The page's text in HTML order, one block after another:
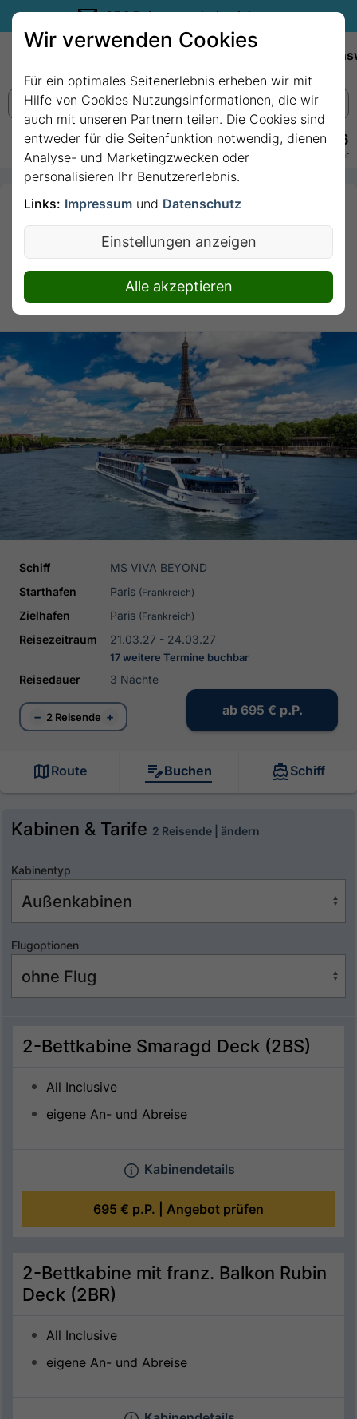
35€ Reisegutschein sichern.
+49 228 3875 7256
Persönlich · Kostenlos · Täglich 08–22 Uhr
3 Nächte - Pariser Flair
mit MS VIVA BEYOND
3 Nächte von/bis Paris
Seine
Schiff
MS VIVA BEYOND
Starthafen
Paris (Frankreich)
Zielhafen Paris (Frankreich)
Reisezeitraum 21.03.27 - 24.03.27
17 weitere Termine buchbar
Reisedauer 3 Nächte
− 2 Reisende + ab 695 € p.P.
Route Buchen Schiff
Kabinen & Tarife 2 Reisende | ändern
Kabinentyp
Flugoptionen
2-Bettkabine Smaragd Deck (2BS)
All Inclusive
eigene An- und Abreise
Kabinendetails
695 € p.P. | Angebot prüfen
2-Bettkabine mit franz. Balkon Rubin
Deck (2BR)
All Inclusive
eigene An- und Abreise
Wir verwenden Cookies
Für ein optimales Seitenerlebnis erheben wir mit
Hilfe von Cookies Nutzungsinformationen, die wir
auch mit unseren Partnern teilen. Die Cookies sind
entweder für die Seitenfunktion notwendig, dienen
Analyse- und Marketingzwecken oder
personalisieren Ihr Benutzererlebnis.
Links: Impressum und Datenschutz
Einstellungen anzeigen
Alle akzeptieren